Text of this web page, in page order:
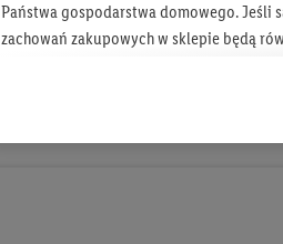
Państwa gospodarstwa domowego. Jeśli
zachowań zakupowych w sklepie będą
Tworzenie spersonalizowanych reklam
informacji z konta klienta - np. wieku lub
urządzenia końcowe i usługi Lidl, w